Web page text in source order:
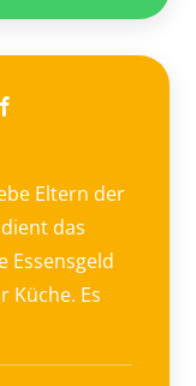
Eltern der
das
Essensgeld
Küche. Es